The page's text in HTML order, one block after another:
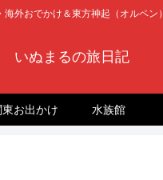
海外おでかけ＆東方神起（オルペン）
いぬまるの旅日記
東お出かけ 水族館